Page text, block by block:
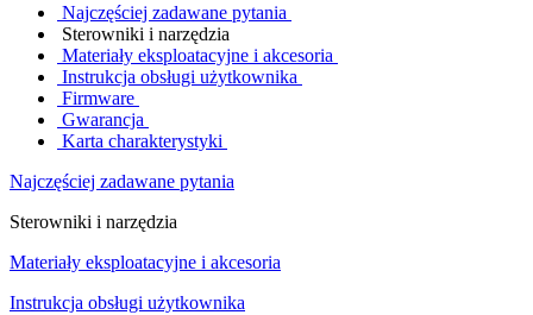
Najczęściej zadawane pytania
Sterowniki i narzędzia
Materiały eksploatacyjne i akcesoria
Instrukcja obsługi użytkownika
Firmware
Gwarancja
Karta charakterystyki
Najczęściej zadawane pytania
Sterowniki i narzędzia
Materiały eksploatacyjne i akcesoria
Instrukcja obsługi użytkownika